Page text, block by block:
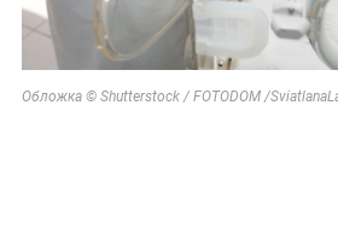
Обложка © Shutterstock / FOTODOM /